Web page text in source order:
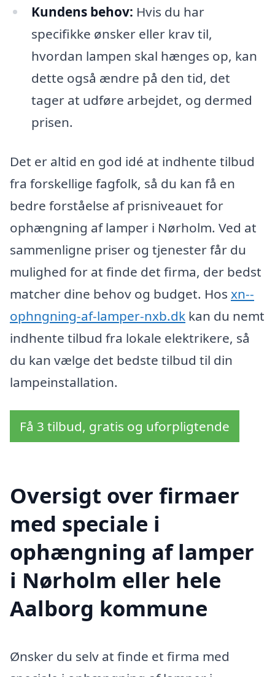
Kundens behov: Hvis du har
specifikke ønsker eller krav til,
hvordan lampen skal hænges op, kan
dette også ændre på den tid, det
tager at udføre arbejdet, og dermed
prisen.
Det er altid en god idé at indhente tilbud
fra forskellige fagfolk, så du kan få en
bedre forståelse af prisniveauet for
ophængning af lamper i Nørholm. Ved at
sammenligne priser og tjenester får du
mulighed for at finde det firma, der bedst
matcher dine behov og budget. Hos xn--
ophngning-af-lamper-nxb.dk kan du nemt
indhente tilbud fra lokale elektrikere, så
du kan vælge det bedste tilbud til din
lampeinstallation.
Få 3 tilbud, gratis og uforpligtende
Oversigt over firmaer
med speciale i
ophængning af lamper
i Nørholm eller hele
Aalborg kommune
Ønsker du selv at finde et firma med